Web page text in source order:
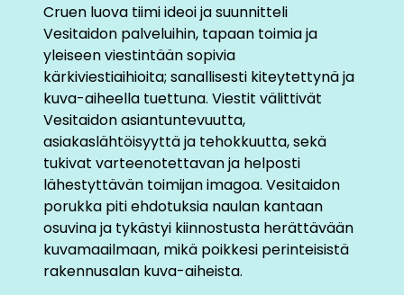
Cruen luova tiimi ideoi ja suunnitteli
Vesitaidon palveluihin, tapaan toimia ja
yleiseen viestintään sopivia
kärkiviestiaihioita; sanallisesti kiteytettynä ja
kuva-aiheella tuettuna. Viestit välittivät
Vesitaidon asiantuntevuutta,
asiakaslähtöisyyttä ja tehokkuutta, sekä
tukivat varteenotettavan ja helposti
lähestyttävän toimijan imagoa. Vesitaidon
porukka piti ehdotuksia naulan kantaan
osuvina ja tykästyi kiinnostusta herättävään
kuvamaailmaan, mikä poikkesi perinteisistä
rakennusalan kuva-aiheista.